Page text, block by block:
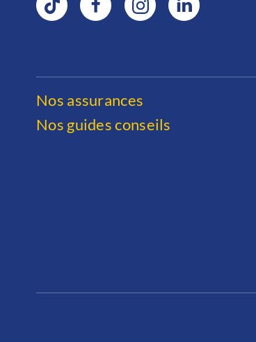
Nos assurances
Nos guides conseils